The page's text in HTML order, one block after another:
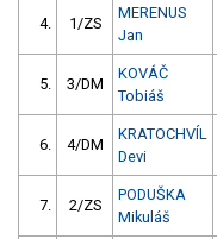
4. 1/ZS
MERENUS
Jan
5. 3/DM
KOVÁČ
Tobiáš
6. 4/DM
KRATOCHVÍL
Devi
7. 2/ZS
PODUŠKA
Mikuláš